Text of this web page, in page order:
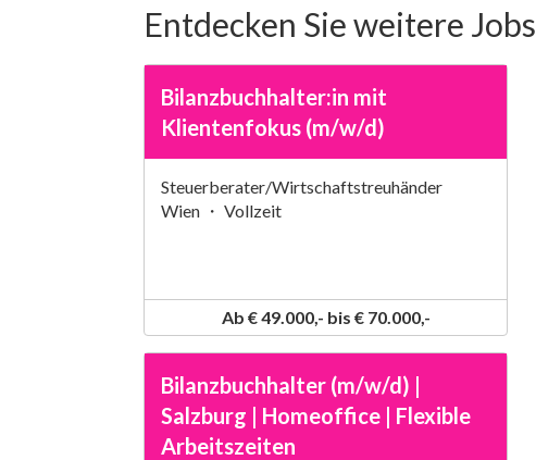
Entdecken Sie weitere Jobs
Bilanzbuchhalter:in mit
Klientenfokus (m/w/d)
Steuerberater/Wirtschaftstreuhänder
Wien ・ Vollzeit
Ab € 49.000,- bis € 70.000,-
Bilanzbuchhalter (m/w/d) |
Salzburg | Homeoffice | Flexible
Arbeitszeiten